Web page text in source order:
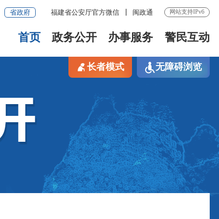
省政府 福建省公安厅官方微信 闽政通 网站支持IPv6
首页 政务公开 办事服务 警民互动
长者模式 无障碍浏览